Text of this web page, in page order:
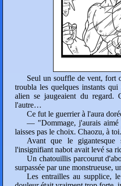
Seul un souffle de vent, fort
troubla les quelques instants
alien se jaugeaient du regard.
l'autre…
Ce fut le guerrier à l'aura
— "Dommage, j'aurais aimé
laisses pas le choix. Chaozu, à
Avant que le
l'insignifiant nabot avait levé sa
Un chatouillis parcourut
surpassée par une monstrueuse,
Les entrailles au supplice,